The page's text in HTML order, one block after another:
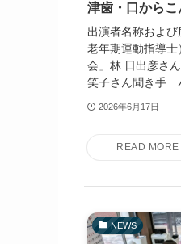
津歯・口からこ
出演者名称およ
老年期運動指導
会」林 日出彦
笑子さん聞き手
2026年6月17日
NEWS